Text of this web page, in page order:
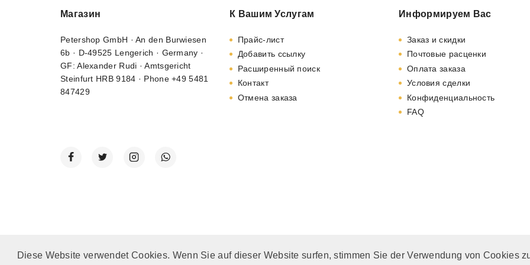
Diese Website verwendet Cookies. Wenn Sie auf dieser Website surfen, stimmen Sie der Verwendung von Cookies
Магазин
Petershop GmbH · An den Burwiesen
6b · D-49525 Lengerich · Germany ·
GF: Alexander Rudi · Amtsgericht
Steinfurt HRB 9184 · Phone +49 5481
847429
К Вашим Услугам
Прайс-лист
Добавить ссылку
Расширенный поиск
Контакт
Отмена заказа
Информируем Вас
Заказ и скидки
Почтовые расценки
Оплата заказа
Условия сделки
Конфиденциальность
FAQ
© 2002 - 2026"Petershop GmbH"| Alle Preise inkl. MwSt. und zzgl.Versandkosten